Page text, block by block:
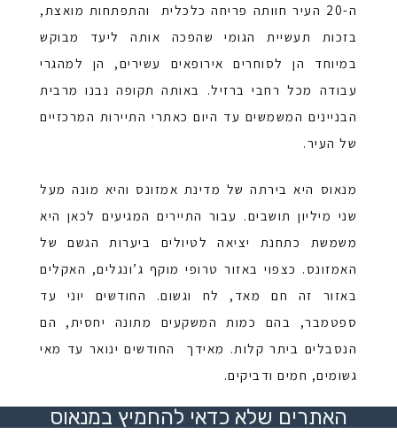
ה-20 העיר חוותה פריחה כלכלית והתפתחות מואצת,
בזכות תעשיית הגומי שהפכה אותה ליעד מבוקש
במיוחד הן לסוחרים אירופאים עשירים, הן למהגרי
עבודה מכל רחבי ברזיל. באותה תקופה נבנו מרבית
הבניינים המשמשים עד היום כאתרי התיירות המרכזיים
של העיר.
מנאוס היא בירתה של מדינת אמזונס והיא מונה מעל
שני מיליון תושבים. עבור התיירים המגיעים לכאן היא
משמשת כתחנת יציאה לטיולים ביערות הגשם של
האמזונס. כצפוי באזור טרופי מוקף ג’ונגלים, האקלים
באזור זה חם מאד, לח וגשום. החודשים יוני עד
ספטמבר, בהם כמות המשקעים מתונה יחסית, הם
הנסבלים ביתר קלות. מאידך החודשים ינואר עד מאי
גשומים, חמים ודביקים.
האתרים שלא כדאי להחמיץ במנאוס